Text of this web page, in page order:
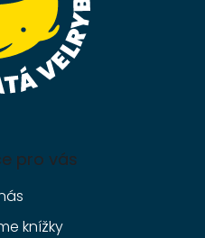
pro vás
knížky